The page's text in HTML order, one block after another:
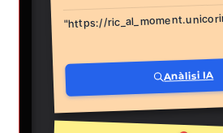
"https://
Anàlisi IA